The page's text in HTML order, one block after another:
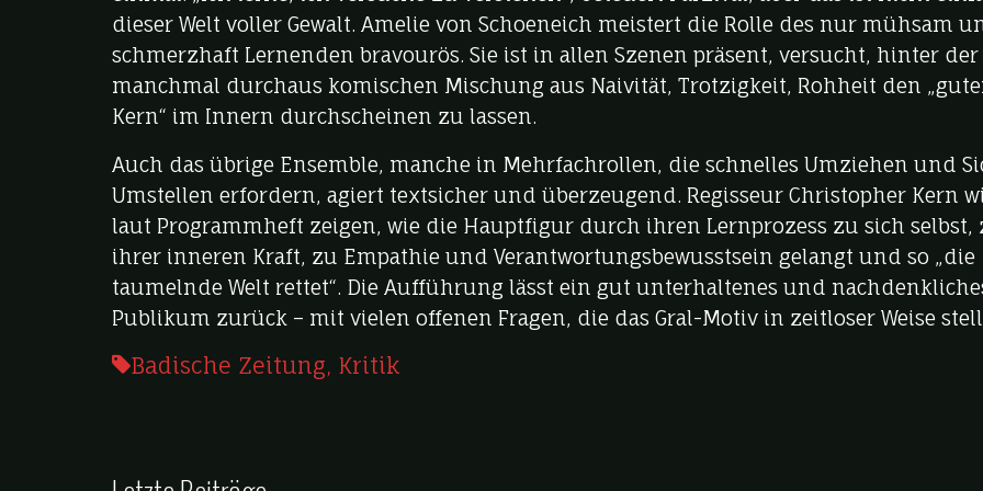
dieser Welt voller Gewalt. Amelie von Schoeneich meistert die Rolle des nur mühsam
schmerzhaft Lernenden bravourös. Sie ist in allen Szenen präsent, versucht, hinter der
manchmal durchaus komischen Mischung aus Naivität, Trotzigkeit, Rohheit den
Kern“ im Innern durchscheinen zu lassen.
Auch das übrige Ensemble, manche in Mehrfachrollen, die schnelles Umziehen und
Umstellen erfordern, agiert textsicher und überzeugend. Regisseur Christopher Kern
laut Programmheft zeigen, wie die Hauptfigur durch ihren Lernprozess zu sich selbst,
ihrer inneren Kraft, zu Empathie und Verantwortungsbewusstsein gelangt und so „die
taumelnde Welt rettet“. Die Aufführung lässt ein gut unterhaltenes und
Publikum zurück – mit vielen offenen Fragen, die das Gral-Motiv in zeitloser Weise
Badische Zeitung, Kritik